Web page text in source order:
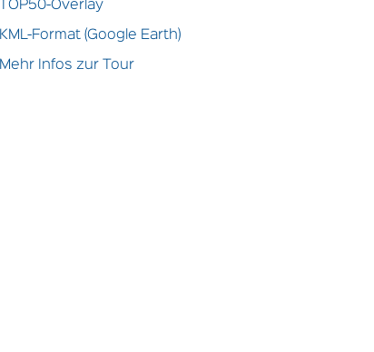
TOP50-Overlay
KML-Format (Google Earth)
Mehr Infos zur Tour